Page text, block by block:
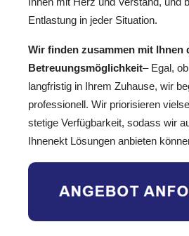
Entlastung in jeder Situation.
Wir finden zusammen mit Ihnen
Betreuungsmöglichkeit– Egal,
langfristig in Ihrem Zuhause, wir
professionell. Wir priorisieren
stetige Verfügbarkeit, sodass wir
Ihnenekt Lösungen anbieten